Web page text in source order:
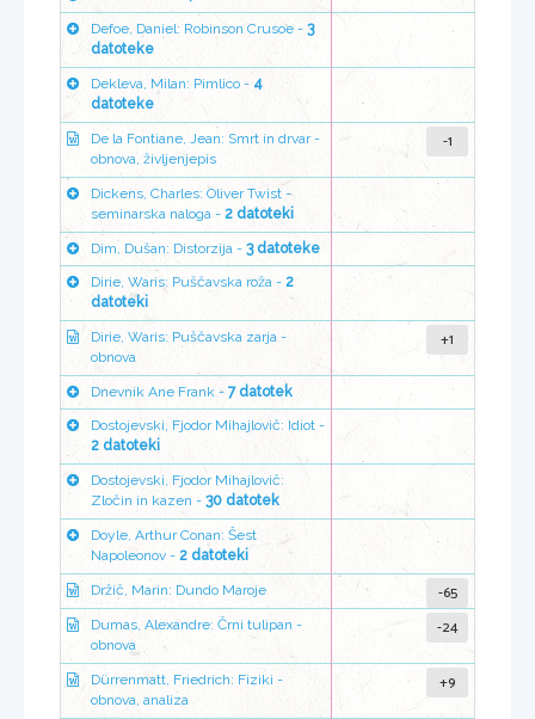
Defoe, Daniel: Robinson Crusoe - 3
datoteke
Dekleva, Milan: Pimlico - 4
datoteke
De la Fontiane, Jean: Smrt in drvar -
obnova, življenjepis
-1
Dickens, Charles: Oliver Twist -
seminarska naloga - 2 datoteki
Dim, Dušan: Distorzija - 3 datoteke
Dirie, Waris: Puščavska roža - 2
datoteki
Dirie, Waris: Puščavska zarja -
obnova
+1
Dnevnik Ane Frank - 7 datotek
Dostojevski, Fjodor Mihajlovič: Idiot -
2 datoteki
Dostojevski, Fjodor Mihajlovič:
Zločin in kazen - 30 datotek
Doyle, Arthur Conan: Šest
Napoleonov - 2 datoteki
Držič, Marin: Dundo Maroje -65
Dumas, Alexandre: Črni tulipan -
obnova
-24
Dürrenmatt, Friedrich: Fiziki -
obnova, analiza
+9